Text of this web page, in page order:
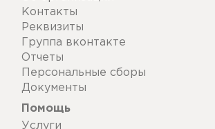
Контакты
Реквизиты
Группа вконтакте
Отчеты
Персональные сборы
Документы
Помощь
Услуги